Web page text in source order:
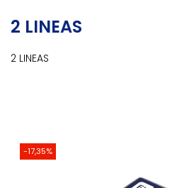
2 LINEAS
2 LINEAS
-17,35%